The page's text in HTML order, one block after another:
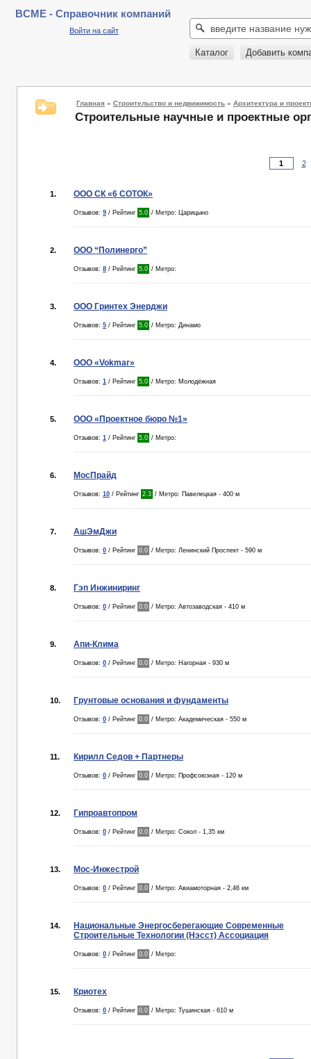
BCME - Справочник компаний
Войти на сайт
Каталог Добавить
Главная » Строительство и недвижимость » Архитектура и
Строительные научные и проектные
2
1. ООО СК «6 СОТОК»
Отзывов: 9 / Рейтинг 5.0 / Метро: Царицыно
2. ООО “Полинерго”
Отзывов: 8 / Рейтинг 5.0 / Метро:
3. ООО Гринтех Энерджи
Отзывов: 5 / Рейтинг 5.0 / Метро: Динамо
4. ООО «Vokmar»
Отзывов: 1 / Рейтинг 5.0 / Метро: Молодёжная
5. ООО «Проектное бюро №1»
Отзывов: 1 / Рейтинг 5.0 / Метро:
6. МосПрайд
Отзывов: 10 / Рейтинг 2.3 / Метро: Павелецкая - 400 м
7. АшЭмДжи
Отзывов: 0 / Рейтинг 0.0 / Метро: Ленинский Проспект - 590 м
8. Гэп Инжиниринг
Отзывов: 0 / Рейтинг 0.0 / Метро: Автозаводская - 410 м
9. Апи-Клима
Отзывов: 0 / Рейтинг 0.0 / Метро: Нагорная - 930 м
10. Грунтовые основания и фундаменты
Отзывов: 0 / Рейтинг 0.0 / Метро: Академическая - 550 м
11. Кирилл Седов + Партнеры
Отзывов: 0 / Рейтинг 0.0 / Метро: Профсоюзная - 120 м
12. Гипроавтопром
Отзывов: 0 / Рейтинг 0.0 / Метро: Сокол - 1,35 км
13. Мос-Инжестрой
Отзывов: 0 / Рейтинг 0.0 / Метро: Авиамоторная - 2,46 км
14.
Национальные Энергосберегающие Современные
Строительные Технологии (Нэсст) Ассоциация
Отзывов: 0 / Рейтинг 0.0 / Метро:
15. Криотех
Отзывов: 0 / Рейтинг 0.0 / Метро: Тушинская - 610 м